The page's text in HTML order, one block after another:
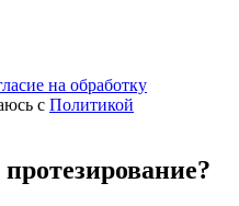
на обработку
c Политикой